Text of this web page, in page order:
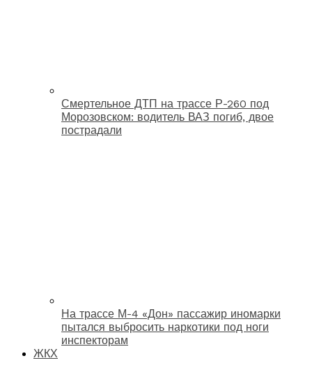
Смертельное ДТП на трассе Р-260 под
Морозовском: водитель ВАЗ погиб, двое
пострадали
На трассе М-4 «Дон» пассажир иномарки
пытался выбросить наркотики под ноги
инспекторам
ЖКХ